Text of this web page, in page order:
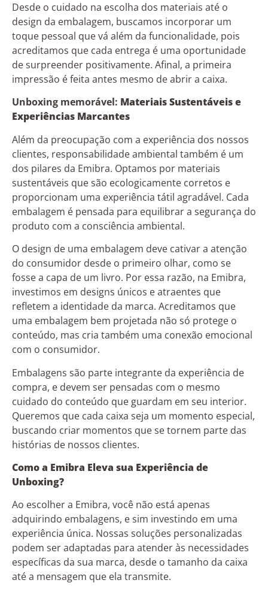
Desde o cuidado na escolha dos materiais até o
design da embalagem, buscamos incorporar um
toque pessoal que vá além da funcionalidade, pois
acreditamos que cada entrega é uma oportunidade
de surpreender positivamente. Afinal, a primeira
impressão é feita antes mesmo de abrir a caixa.
Unboxing memorável: Materiais Sustentáveis e
Experiências Marcantes
Além da preocupação com a experiência dos nossos
clientes, responsabilidade ambiental também é um
dos pilares da Emibra. Optamos por materiais
sustentáveis que são ecologicamente corretos e
proporcionam uma experiência tátil agradável. Cada
embalagem é pensada para equilibrar a segurança do
produto com a consciência ambiental.
O design de uma embalagem deve cativar a atenção
do consumidor desde o primeiro olhar, como se
fosse a capa de um livro. Por essa razão, na Emibra,
investimos em designs únicos e atraentes que
refletem a identidade da marca. Acreditamos que
uma embalagem bem projetada não só protege o
conteúdo, mas cria também uma conexão emocional
com o consumidor.
Embalagens são parte integrante da experiência de
compra, e devem ser pensadas com o mesmo
cuidado do conteúdo que guardam em seu interior.
Queremos que cada caixa seja um momento especial,
buscando criar momentos que se tornem parte das
histórias de nossos clientes.
Como a Emibra Eleva sua Experiência de
Unboxing?
Ao escolher a Emibra, você não está apenas
adquirindo embalagens, e sim investindo em uma
experiência única. Nossas soluções personalizadas
podem ser adaptadas para atender às necessidades
específicas da sua marca, desde o tamanho da caixa
até a mensagem que ela transmite.